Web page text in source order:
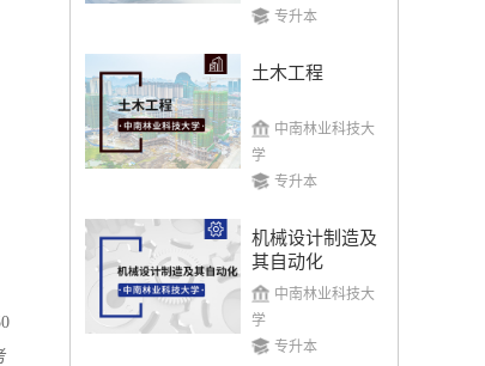
专升本
土木工程
中南林业科技大
学
专升本
机械设计制造及
其自动化
中南林业科技大
学
专升本